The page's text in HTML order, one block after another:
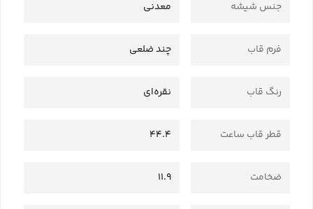
جنس شیشه معدنی
فرم قاب چند ضلعی
رنگ قاب نقره‌ای
قطر قاب ساعت 44.4
ضخامت 11.9